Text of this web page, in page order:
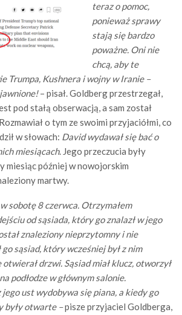
teraz o pomoc,
ponieważ sprawy
stają się bardzo
poważne. Oni nie
chcą, aby te
Trumpa, Kushnera i wojny w Iranie –
– pisał.Goldberg przestrzegał,
pod stałą obserwacją, a sam został
o tym ze swoimi przyjaciółmi, co
w słowach: David wydawał się bać o
miesiącach. Jego przeczucia były
miesiąc później w nowojorskim
martwy.
sobotę 8 czerwca. Otrzymałem
od sąsiada, który go znalazł w jego
znaleziony nieprzytomny i nie
go sąsiad, który wcześniej był z nim
drzwi. Sąsiad miał klucz, otworzył
podłodze w głównym salonie.
jego ust wydobywa się piana, a kiedy go
były otwarte –pisze przyjaciel Goldberga,